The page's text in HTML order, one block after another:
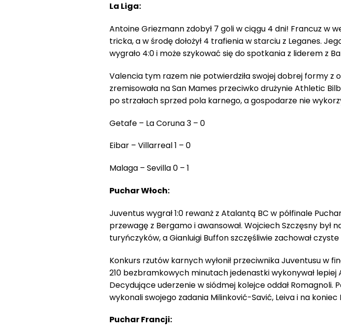
La Liga:
Antoine Griezmann zdobył 7 goli w ciągu 4 dni! Francuz w
tricka, a w środę dołożył 4 trafienia w starciu z Leganes.
wygrało 4:0 i może szykować się do spotkania z liderem z
Valencia tym razem nie potwierdziła swojej dobrej formy z
zremisowała na San Mames przeciwko drużynie Athletic
po strzałach sprzed pola karnego, a gospodarze nie
Getafe – La Coruna 3 – 0
Eibar – Villarreal 1 – 0
Malaga – Sevilla 0 – 1
Puchar Włoch:
Juventus wygrał 1:0 rewanż z Atalantą BC w półfinale
przewagę z Bergamo i awansował. Wojciech Szczęsny był
turyńczyków, a Gianluigi Buffon szczęśliwie zachował
Konkurs rzutów karnych wyłonił przeciwnika Juventusu w
210 bezbramkowych minutach jedenastki wykonywał lepiej
Decydujące uderzenie w siódmej kolejce oddał Romagnoli.
wykonali swojego zadania Milinković-Savić, Leiva i na koniec
Puchar Francji: